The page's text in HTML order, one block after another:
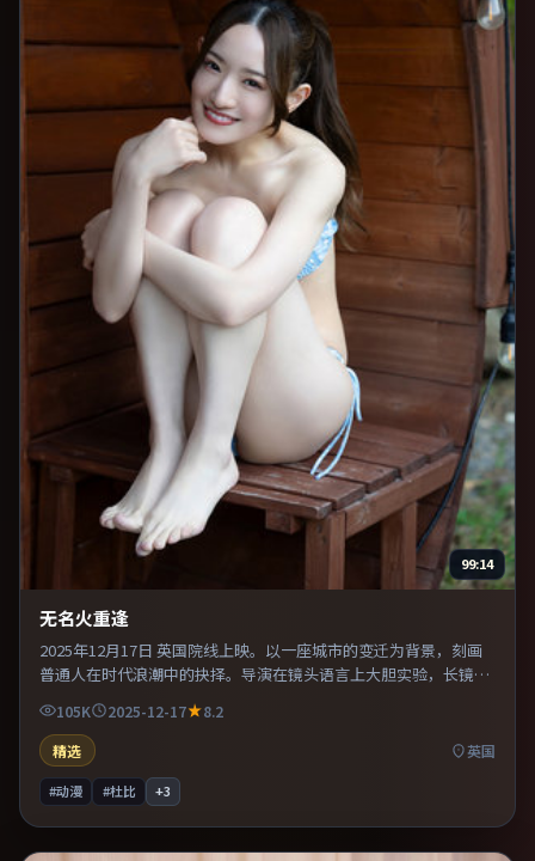
99:14
无名火重逢
2025年12月17日 英国院线上映。以一座城市的变迁为背景，刻画
普通人在时代浪潮中的抉择。导演在镜头语言上大胆实验，长镜头
与特写交替强化压迫感。推荐给偏爱群像戏与命运母题的影迷。
105K 2025-12-17
8.2
精选
英国
#动漫 #杜比 +3